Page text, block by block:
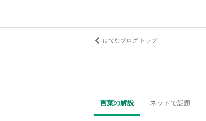
はてなブログ トップ
言葉の解説 ネットで話題